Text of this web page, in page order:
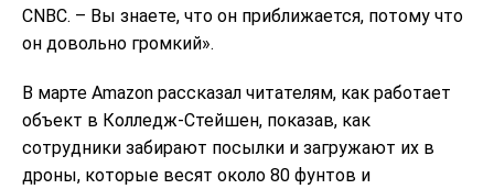
CNBC. – Вы знаете, что он приближается, потому что
он довольно громкий».
В марте Amazon рассказал читателям, как работает
объект в Колледж-Стейшен, показав, как
сотрудники забирают посылки и загружают их в
дроны, которые весят около 80 фунтов и